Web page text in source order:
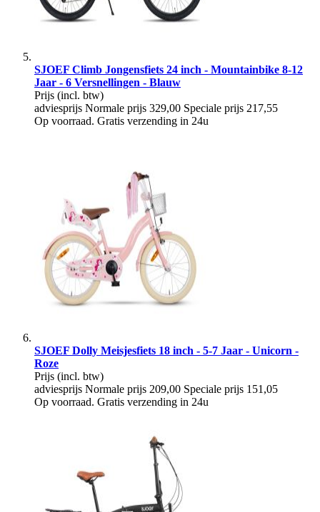
SJOEF Climb Jongensfiets 24 inch - Mountainbike 8-12
Jaar - 6 Versnellingen - Blauw
Prijs (incl. btw)
adviesprijs Normale prijs 329,00 Speciale prijs 217,55
Op voorraad. Gratis verzending in 24u
SJOEF Dolly Meisjesfiets 18 inch - 5-7 Jaar - Unicorn -
Roze
Prijs (incl. btw)
adviesprijs Normale prijs 209,00 Speciale prijs 151,05
Op voorraad. Gratis verzending in 24u